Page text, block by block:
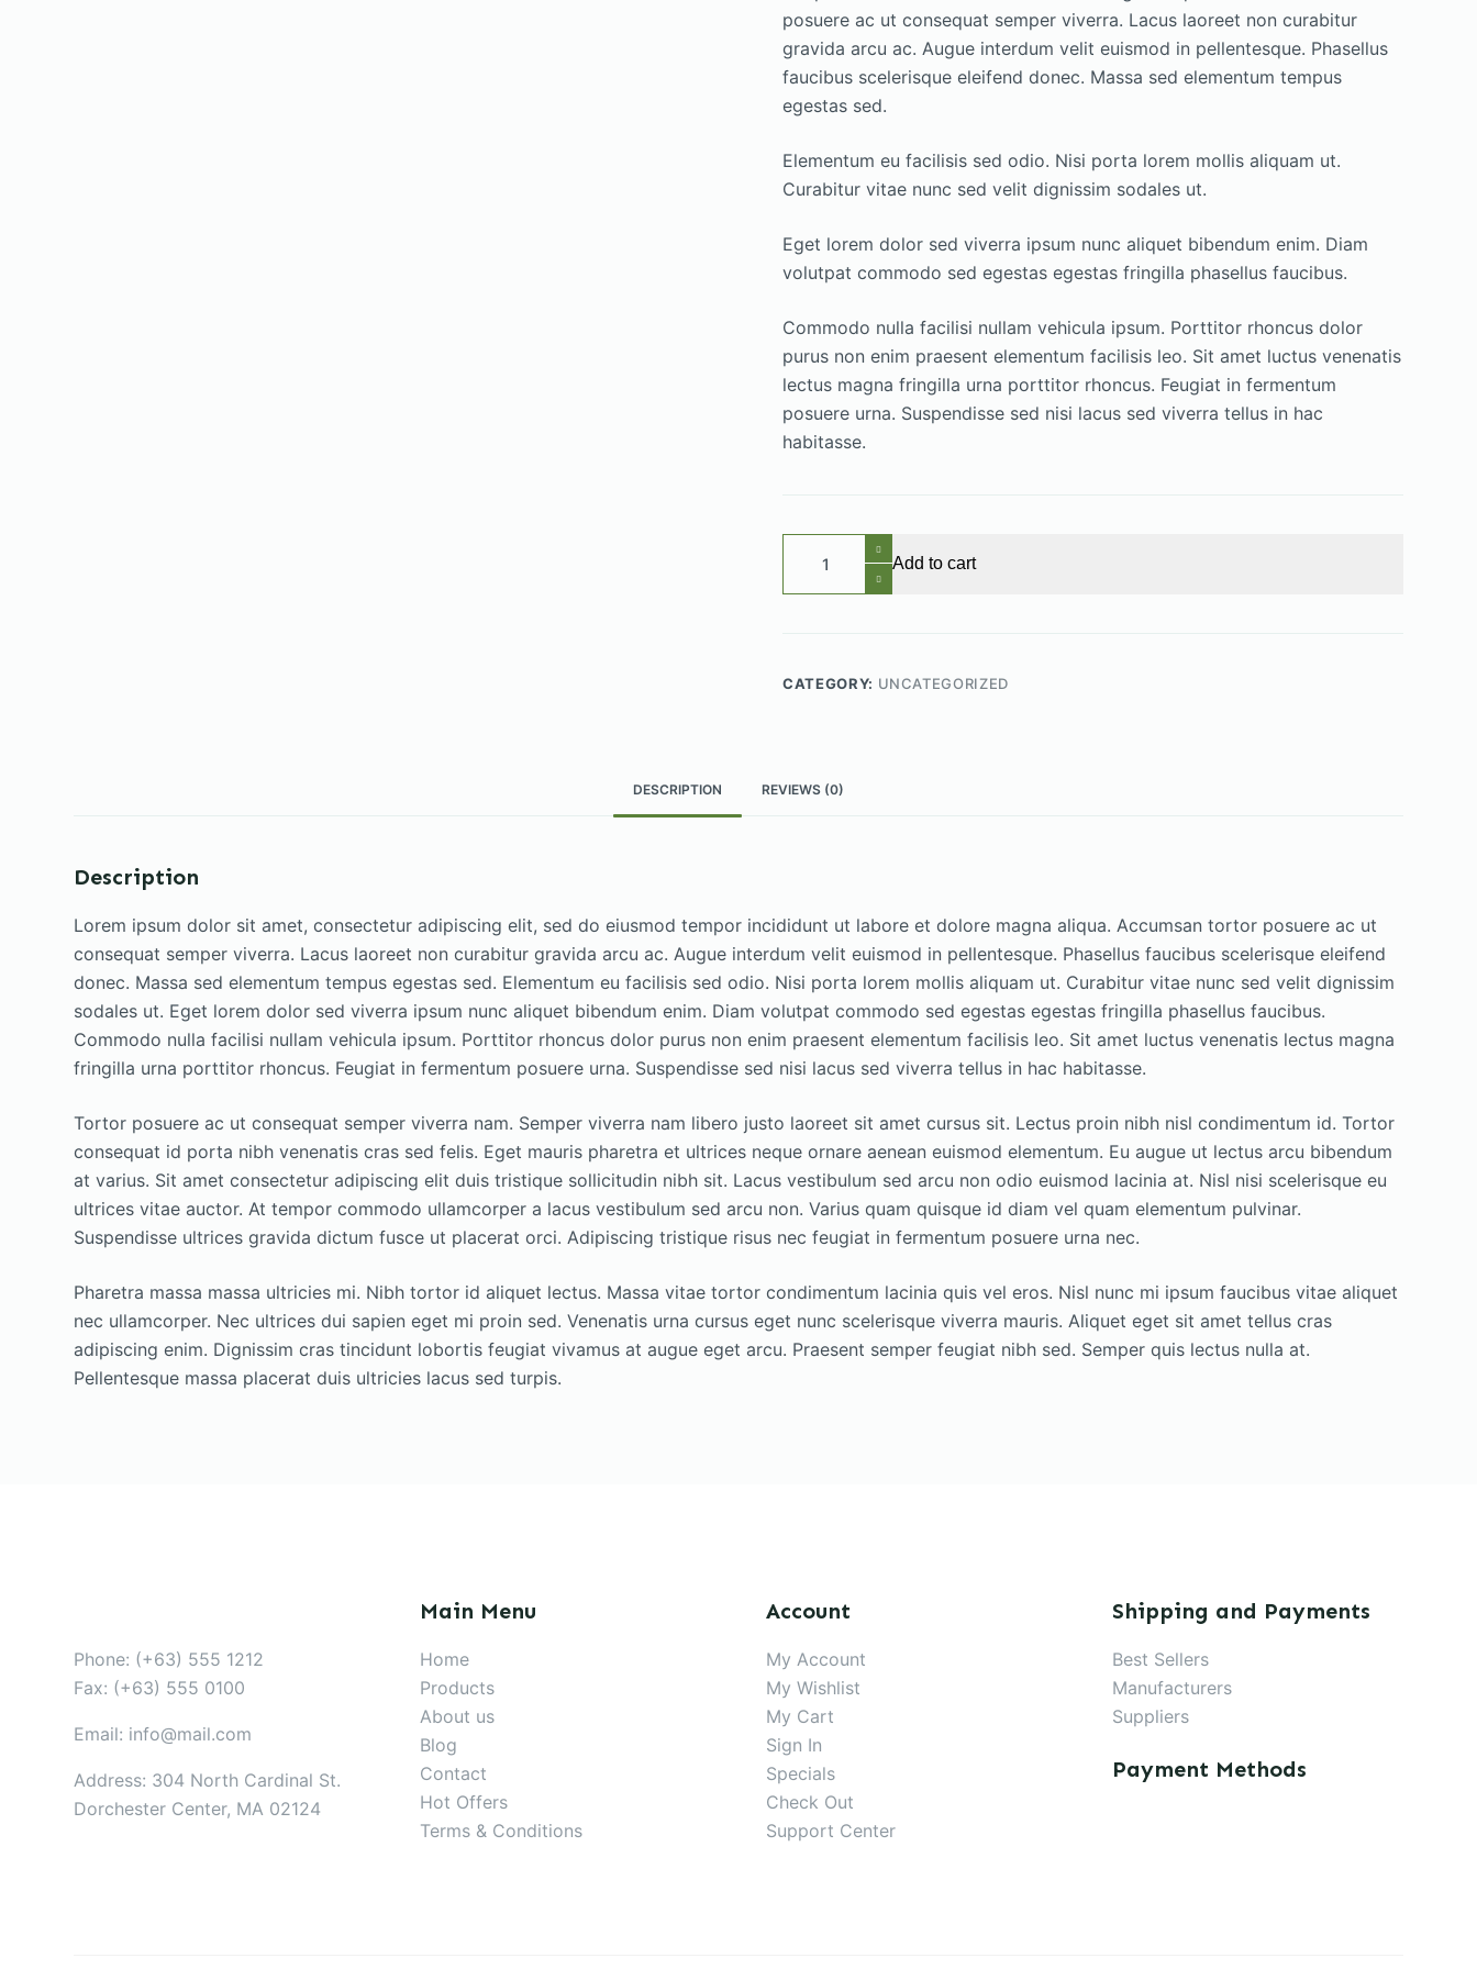
posuere ac ut consequat semper viverra. Lacus laoreet non curabitur
gravida arcu ac. Augue interdum velit euismod in pellentesque. Phasellus
faucibus scelerisque eleifend donec. Massa sed elementum tempus
egestas sed.
Elementum eu facilisis sed odio. Nisi porta lorem mollis aliquam ut.
Curabitur vitae nunc sed velit dignissim sodales ut.
Eget lorem dolor sed viverra ipsum nunc aliquet bibendum enim. Diam
volutpat commodo sed egestas egestas fringilla phasellus faucibus.
Commodo nulla facilisi nullam vehicula ipsum. Porttitor rhoncus dolor
purus non enim praesent elementum facilisis leo. Sit amet luctus venenatis
lectus magna fringilla urna porttitor rhoncus. Feugiat in fermentum
posuere urna. Suspendisse sed nisi lacus sed viverra tellus in hac
habitasse.
Semper
quantity
Add to cart
CATEGORY: UNCATEGORIZED
DESCRIPTION REVIEWS (0)
Description
Lorem ipsum dolor sit amet, consectetur adipiscing elit, sed do eiusmod tempor incididunt ut labore et dolore magna aliqua. Accumsan tortor posuere ac ut
consequat semper viverra. Lacus laoreet non curabitur gravida arcu ac. Augue interdum velit euismod in pellentesque. Phasellus faucibus scelerisque eleifend
donec. Massa sed elementum tempus egestas sed. Elementum eu facilisis sed odio. Nisi porta lorem mollis aliquam ut. Curabitur vitae nunc sed velit dignissim
sodales ut. Eget lorem dolor sed viverra ipsum nunc aliquet bibendum enim. Diam volutpat commodo sed egestas egestas fringilla phasellus faucibus.
Commodo nulla facilisi nullam vehicula ipsum. Porttitor rhoncus dolor purus non enim praesent elementum facilisis leo. Sit amet luctus venenatis lectus magna
fringilla urna porttitor rhoncus. Feugiat in fermentum posuere urna. Suspendisse sed nisi lacus sed viverra tellus in hac habitasse.
Tortor posuere ac ut consequat semper viverra nam. Semper viverra nam libero justo laoreet sit amet cursus sit. Lectus proin nibh nisl condimentum id. Tortor
consequat id porta nibh venenatis cras sed felis. Eget mauris pharetra et ultrices neque ornare aenean euismod elementum. Eu augue ut lectus arcu bibendum
at varius. Sit amet consectetur adipiscing elit duis tristique sollicitudin nibh sit. Lacus vestibulum sed arcu non odio euismod lacinia at. Nisl nisi scelerisque eu
ultrices vitae auctor. At tempor commodo ullamcorper a lacus vestibulum sed arcu non. Varius quam quisque id diam vel quam elementum pulvinar.
Suspendisse ultrices gravida dictum fusce ut placerat orci. Adipiscing tristique risus nec feugiat in fermentum posuere urna nec.
Pharetra massa massa ultricies mi. Nibh tortor id aliquet lectus. Massa vitae tortor condimentum lacinia quis vel eros. Nisl nunc mi ipsum faucibus vitae aliquet
nec ullamcorper. Nec ultrices dui sapien eget mi proin sed. Venenatis urna cursus eget nunc scelerisque viverra mauris. Aliquet eget sit amet tellus cras
adipiscing enim. Dignissim cras tincidunt lobortis feugiat vivamus at augue eget arcu. Praesent semper feugiat nibh sed. Semper quis lectus nulla at.
Pellentesque massa placerat duis ultricies lacus sed turpis.
Phone: (+63) 555 1212
Fax: (+63) 555 0100
Email: info@mail.com
Address: 304 North Cardinal St.
Dorchester Center, MA 02124
Main Menu
Home
Products
About us
Blog
Contact
Hot Offers
Terms & Conditions
Account
My Account
My Wishlist
My Cart
Sign In
Specials
Check Out
Support Center
Shipping and Payments
Best Sellers
Manufacturers
Suppliers
Payment Methods